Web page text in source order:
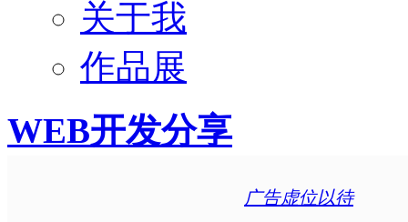
关于我
作品展
WEB开发分享
广告虚位以待